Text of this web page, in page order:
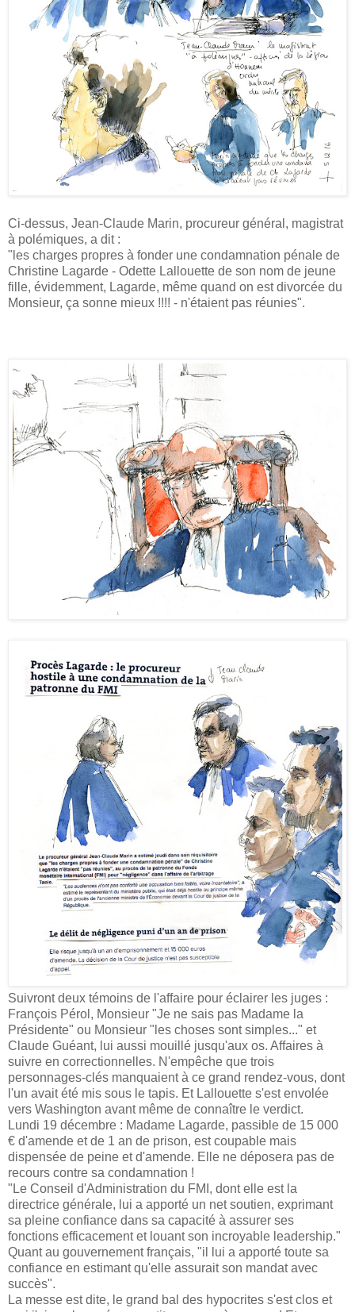
Ci-dessus, Jean-Claude Marin, procureur général, magistrat
à polémiques, a dit :
"les charges propres à fonder une condamnation pénale de
Christine Lagarde - Odette Lallouette de son nom de jeune
fille, évidemment, Lagarde, même quand on est divorcée du
Monsieur, ça sonne mieux !!!! - n'étaient pas réunies".
Suivront deux témoins de l'affaire pour éclairer les juges :
François Pérol, Monsieur "Je ne sais pas Madame la
Présidente" ou Monsieur "les choses sont simples..." et
Claude Guéant, lui aussi mouillé jusqu'aux os. Affaires à
suivre en correctionnelles. N'empêche que trois
personnages-clés manquaient à ce grand rendez-vous, dont
l'un avait été mis sous le tapis. Et Lallouette s'est envolée
vers Washington avant même de connaître le verdict.
Lundi 19 décembre : Madame Lagarde, passible de 15 000
€ d'amende et de 1 an de prison, est coupable mais
dispensée de peine et d'amende. Elle ne déposera pas de
recours contre sa condamnation !
"Le Conseil d'Administration du FMI, dont elle est la
directrice générale, lui a apporté un net soutien, exprimant
sa pleine confiance dans sa capacité à assurer ses
fonctions efficacement et louant son incroyable leadership."
Quant au gouvernement français, "il lui a apporté toute sa
confiance en estimant qu'elle assurait son mandat avec
succès".
La messe est dite, le grand bal des hypocrites s'est clos et